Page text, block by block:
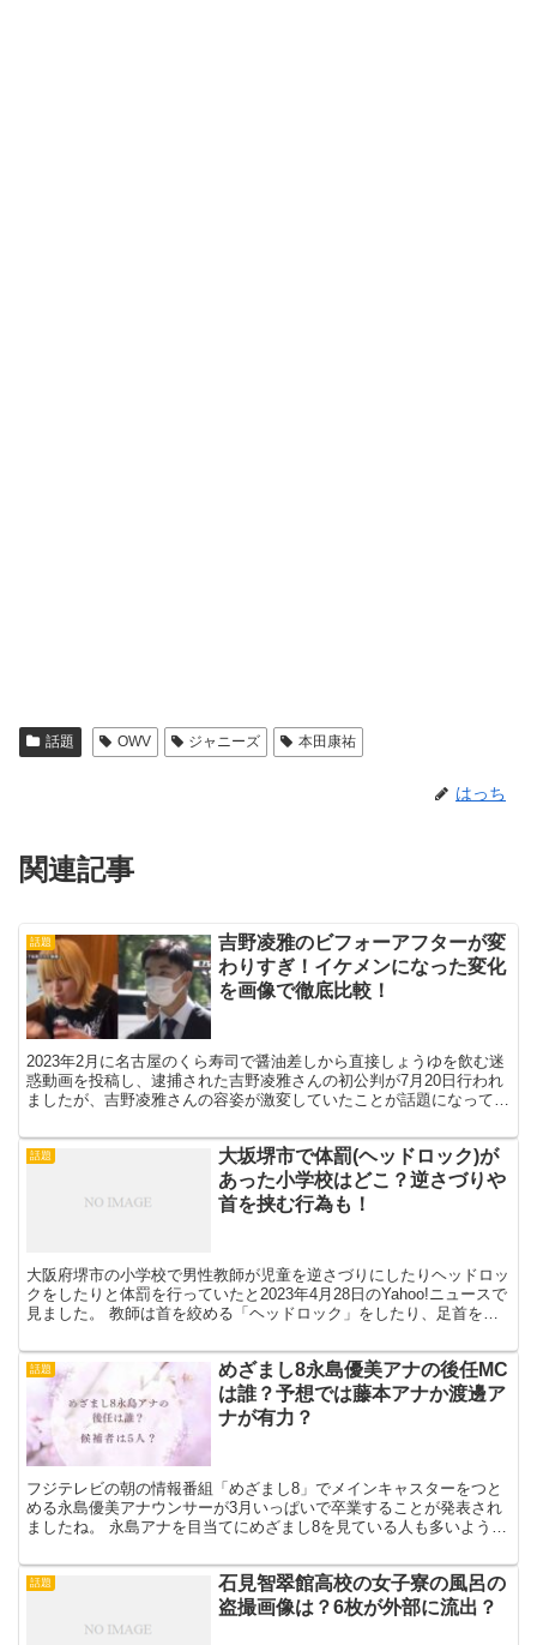
話題 OWV ジャニーズ 本田康祐
はっち
関連記事
話題
吉野凌雅のビフォーアフターが変
わりすぎ！イケメンになった変化
を画像で徹底比較！
2023年2月に名古屋のくら寿司で醤油差しから直接しょうゆを飲む迷
惑動画を投稿し、逮捕された吉野凌雅さんの初公判が7月20日行われ
ましたが、吉野凌雅さんの容姿が激変していたことが話題になってい
話題
大坂堺市で体罰(ヘッドロック)が
あった小学校はどこ？逆さづりや
首を挟む行為も！
大阪府堺市の小学校で男性教師が児童を逆さづりにしたりヘッドロッ
クをしたりと体罰を行っていたと2023年4月28日のYahoo!ニュースで
見ました。 教師は首を絞める「ヘッドロック」をしたり、足首を掴
話題
めざまし8永島優美アナの後任MC
は誰？予想では藤本アナか渡邊ア
ナが有力？
フジテレビの朝の情報番組「めざまし8」でメインキャスターをつと
める永島優美アナウンサーが3月いっぱいで卒業することが発表され
ましたね。 永島アナを目当てにめざまし8を見ている人も多いような
話題
石見智翠館高校の女子寮の風呂の
盗撮画像は？6枚が外部に流出？